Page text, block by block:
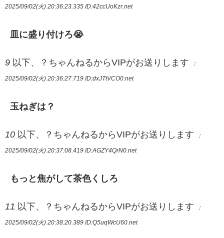
2025/09/02(火) 20:36:23.335 ID:42ccUoKzr.net
皿に盛り付けろ😭
9 以下、？ちゃんねるからVIPがお送りします ：
2025/09/02(火) 20:36:27.719 ID:dxJTtVCO0.net
玉ねぎは？
10 以下、？ちゃんねるからVIPがお送りします ：
2025/09/02(火) 20:37:08.419 ID:AGZY4QrN0.net
もっと焦がして茶色くしろ
11 以下、？ちゃんねるからVIPがお送りします ：
2025/09/02(火) 20:38:20.389 ID:Q5uqWcU60.net